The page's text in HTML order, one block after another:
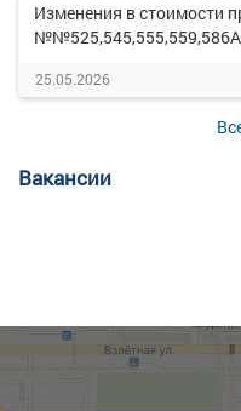
Изменения в стоимости
25.05.2026
Вакансии